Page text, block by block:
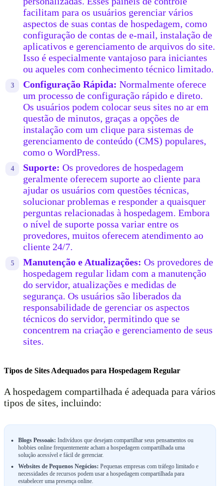
facilitam para os usuários gerenciar vários
aspectos de suas contas de hospedagem, como
configuração de contas de e-mail, instalação de
aplicativos e gerenciamento de arquivos do site.
Isso é especialmente vantajoso para iniciantes
ou aqueles com conhecimento técnico limitado.
Configuração Rápida: Normalmente oferece
um processo de configuração rápido e direto.
Os usuários podem colocar seus sites no ar em
questão de minutos, graças a opções de
instalação com um clique para sistemas de
gerenciamento de conteúdo (CMS) populares,
como o WordPress.
Suporte: Os provedores de hospedagem
geralmente oferecem suporte ao cliente para
ajudar os usuários com questões técnicas,
solucionar problemas e responder a quaisquer
perguntas relacionadas à hospedagem. Embora
o nível de suporte possa variar entre os
provedores, muitos oferecem atendimento ao
cliente 24/7.
Manutenção e Atualizações: Os provedores de
hospedagem regular lidam com a manutenção
do servidor, atualizações e medidas de
segurança. Os usuários são liberados da
responsabilidade de gerenciar os aspectos
técnicos do servidor, permitindo que se
concentrem na criação e gerenciamento de seus
sites.
Tipos de Sites Adequados para Hospedagem Regular
A hospedagem compartilhada é adequada para vários
tipos de sites, incluindo:
Blogs Pessoais: Indivíduos que desejam compartilhar seus pensamentos ou
hobbies online frequentemente acham a hospedagem compartilhada uma
solução acessível e fácil de gerenciar.
Websites de Pequenos Negócios: Pequenas empresas com tráfego limitado e
necessidades de recursos podem usar a hospedagem compartilhada para
estabelecer uma presença online.